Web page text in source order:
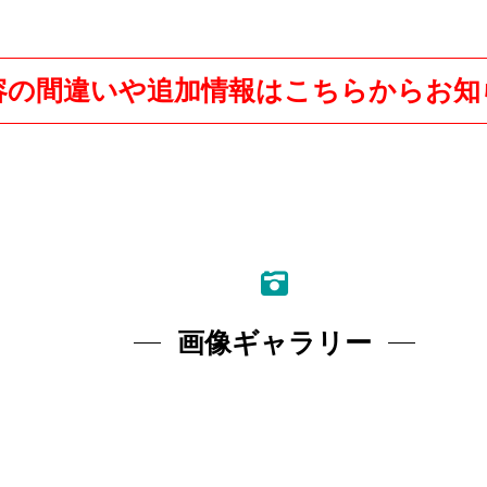
の間違いや追加情報はこちらからお
画像ギャラリー